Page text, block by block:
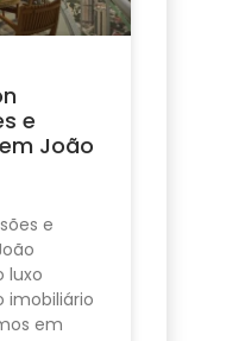
e
João
e
luxo
imobiliário
em